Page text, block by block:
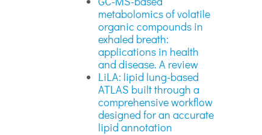
metabolomics of volatile
organic compounds in
exhaled breath:
applications in health
and disease. A review
LiLA: lipid lung-based
ATLAS built through a
comprehensive workflow
designed for an accurate
lipid annotation